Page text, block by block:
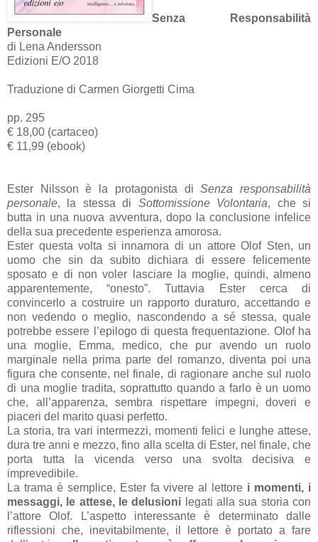
Senza Responsabilità
Personale
di Lena Andersson
Edizioni E/O 2018
Traduzione di Carmen Giorgetti Cima
pp. 295
€ 18,00 (cartaceo)
€ 11,99 (ebook)
Ester Nilsson è la protagonista diSenza responsabilità
personale, la stessa di Sottomissione Volontaria, che si
butta in una nuova avventura, dopo la conclusione infelice
della sua precedente esperienza amorosa.
Ester questa volta si innamora di un attore Olof Sten, un
uomo che sin da subito dichiara di essere felicemente
sposato e di non voler lasciare la moglie, quindi, almeno
apparentemente, “onesto”. Tuttavia Ester cerca di
convincerlo a costruire un rapporto duraturo, accettando e
non vedendo o meglio, nascondendo a sé stessa, quale
potrebbe essere l’epilogo di questa frequentazione. Olof ha
una moglie, Emma, medico, che pur avendo un ruolo
marginale nella prima parte del romanzo, diventa poi una
figura che consente, nel finale, di ragionare anche sul ruolo
di una moglie tradita, soprattutto quando a farlo è un uomo
che, all’apparenza, sembra rispettare impegni, doveri e
piaceri del marito quasi perfetto.
La storia, tra vari intermezzi, momenti felici e lunghe attese,
dura tre anni e mezzo, fino alla scelta di Ester, nel finale, che
porta tutta la vicenda verso una svolta decisiva e
imprevedibile.
La trama è semplice, Ester fa vivere al lettore i momenti, i
messaggi, le attese, le delusioni legati alla sua storia con
l’attore Olof. L’aspetto interessante è determinato dalle
riflessioni che, inevitabilmente, il lettore è portato a fare